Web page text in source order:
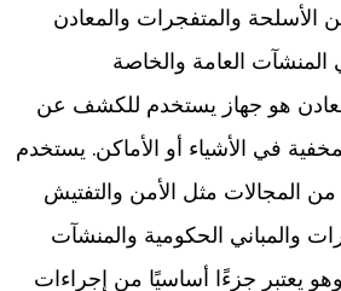
والمتفجرات والمعادن
المنشآت العامة والخاصة
هو جهاز يستخدم للكشف عن
في الأشياء أو الأماكن. يستخدم
المجالات مثل الأمن والتفتيش
والمباني الحكومية والمنشآت
يعتبر جزءًا أساسيًا من إجراءات